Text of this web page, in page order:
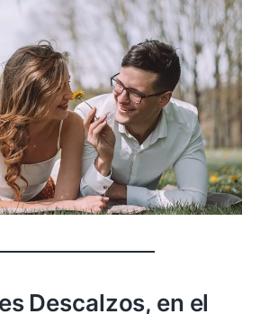
Descalzos, en el